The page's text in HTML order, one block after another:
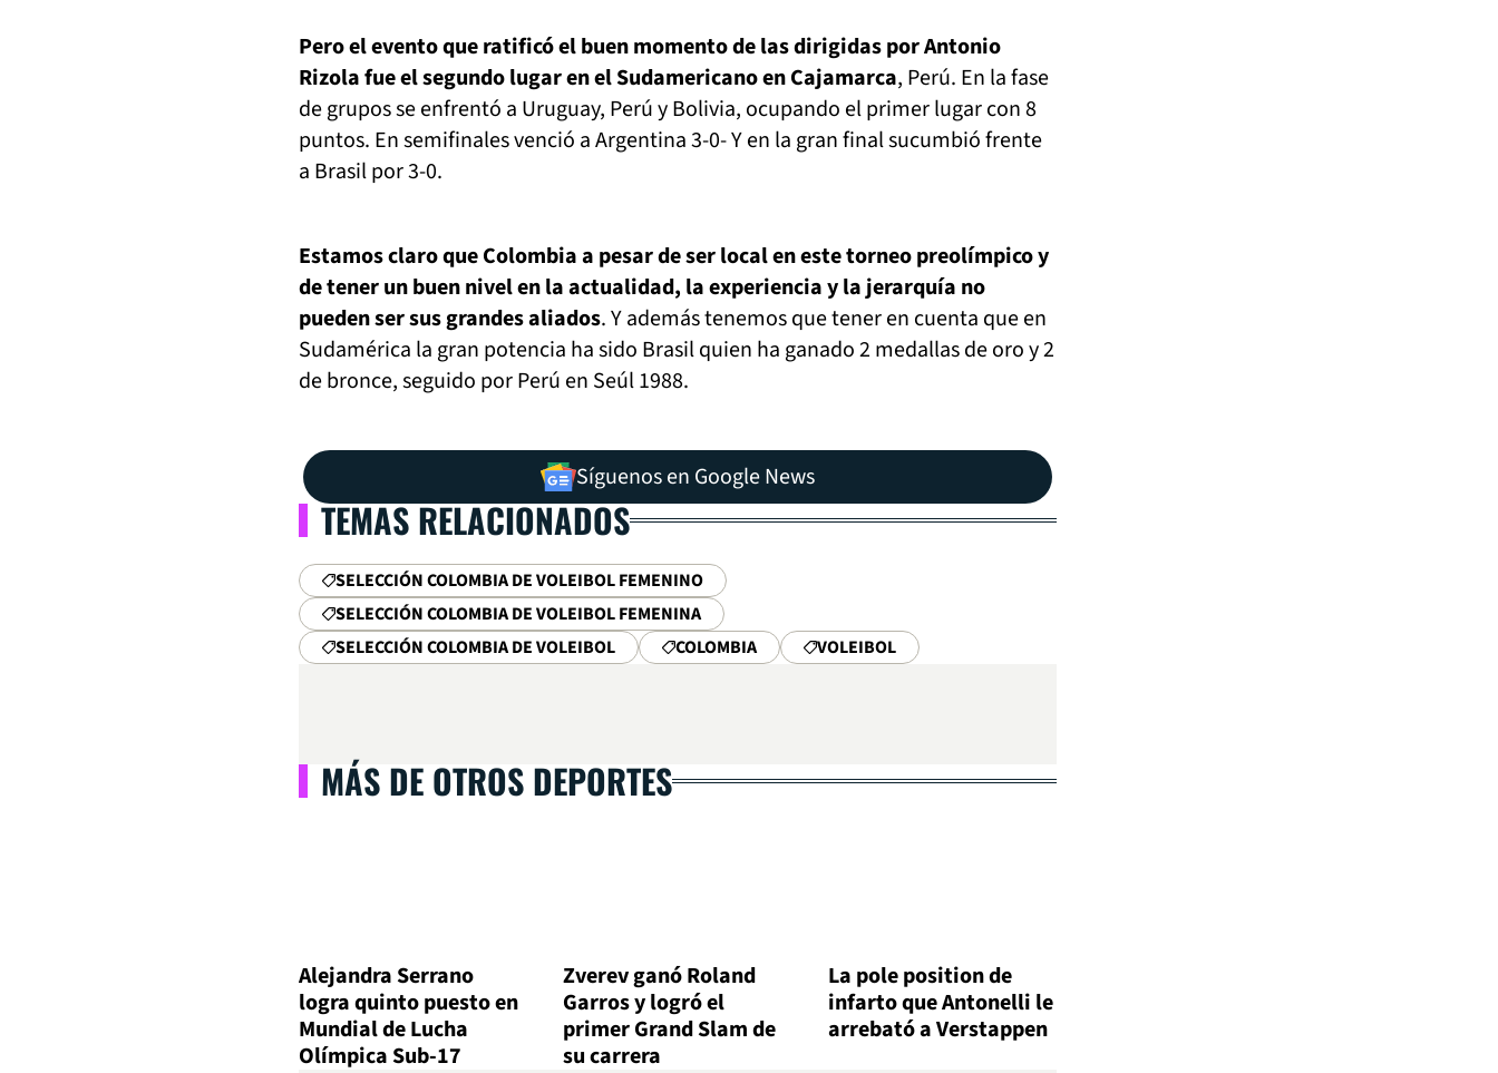
Pero el evento que ratificó el buen momento de las dirigidas por Antonio
Rizola fue el segundo lugar en el Sudamericano en Cajamarca, Perú. En la fase
de grupos se enfrentó a Uruguay, Perú y Bolivia, ocupando el primer lugar con 8
puntos. En semifinales venció a Argentina 3-0- Y en la gran final sucumbió frente
a Brasil por 3-0.
Estamos claro que Colombia a pesar de ser local en este torneo preolímpico y
de tener un buen nivel en la actualidad, la experiencia y la jerarquía no
pueden ser sus grandes aliados. Y además tenemos que tener en cuenta que en
Sudamérica la gran potencia ha sido Brasil quien ha ganado 2 medallas de oro y 2
de bronce, seguido por Perú en Seúl 1988.
Síguenos en Google News
TEMAS RELACIONADOS
SELECCIÓN COLOMBIA DE VOLEIBOL FEMENINO
SELECCIÓN COLOMBIA DE VOLEIBOL FEMENINA
SELECCIÓN COLOMBIA DE VOLEIBOL
COLOMBIA VOLEIBOL
MÁS DE OTROS DEPORTES
Alejandra Serrano
logra quinto puesto en
Mundial de Lucha
Olímpica Sub-17
Zverev ganó Roland
Garros y logró el
primer Grand Slam de
su carrera
La pole position de
infarto que Antonelli le
arrebató a Verstappen